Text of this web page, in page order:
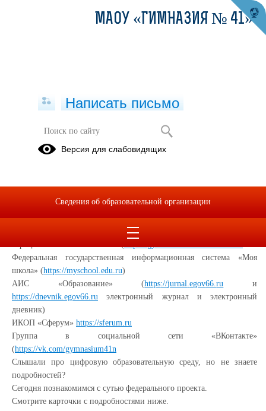
Цифровая образовательная среда
Положение об электронной информационно-образовательной
Федеральная государственная информационная система «Моя
школа» (https://myschool.edu.ru)
АИС «Образование» (https://jurnal.egov66.ru
и
https://dnevnik.egov66.ru
электронный журнал и электронный
дневник)
ИКОП «Сферум» https://sferum.ru
Группа в социальной сети «ВКонтакте»
(https://vk.com/gymnasium41n
Слышали про цифровую образовательную среду, но не знаете
подробностей?
Сегодня познакомимся с сутью федерального проекта.
Смотрите карточки с подробностями ниже.
МАОУ «ГИМНАЗИЯ № 41»
Написать письмо
Версия для слабовидящих
Сведения об образовательной организации